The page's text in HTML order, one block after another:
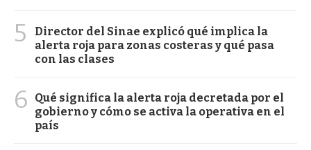
5
Director del Sinae explicó qué implica la
alerta roja para zonas costeras y qué pasa
con las clases
6
Qué significa la alerta roja decretada por el
gobierno y cómo se activa la operativa en el
país